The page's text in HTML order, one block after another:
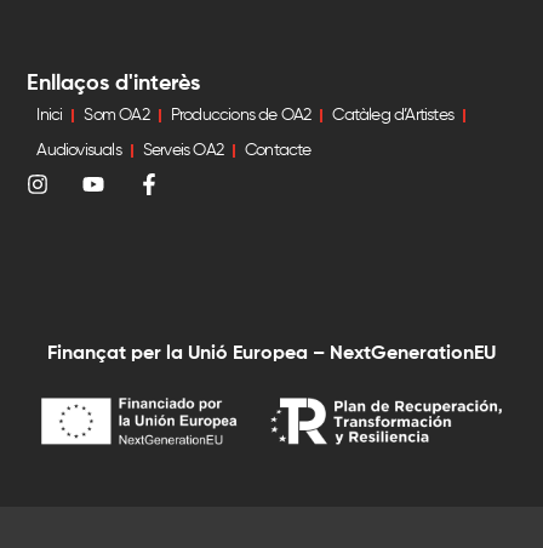
Enllaços d'interès
Inici Som OA2 Produccions de OA2 Catàleg d’Artistes
Audiovisuals Serveis OA2 Contacte
Finançat per la Unió Europea – NextGenerationEU